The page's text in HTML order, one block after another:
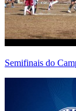
Semifinais do